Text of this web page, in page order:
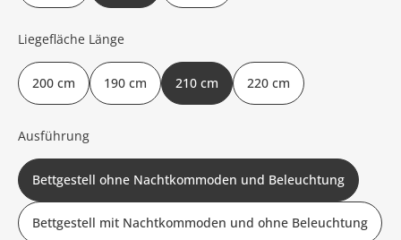
Liegefläche Länge
200 cm 190 cm 210 cm 220 cm
Ausführung
Bettgestell ohne Nachtkommoden und Beleuchtung
Bettgestell mit Nachtkommoden und ohne Beleuchtung